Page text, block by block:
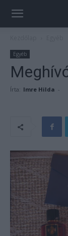
Egyéb
Írta: Imre Hilda -